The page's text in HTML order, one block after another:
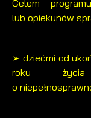
Celem
lub opiekunów
➢ dziećmi od
roku życia
o
formie
cookies
najciekawsze
partnerów.
komunikatów na
Twoich
internetowej.
Więcej